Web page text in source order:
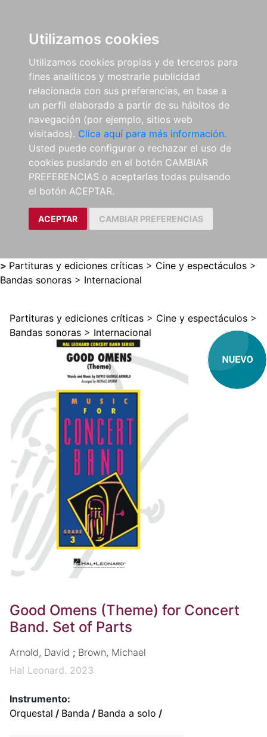
Utilizamos cookies
Utilizamos cookies propias y de terceros para
fines analíticos y mostrarle publicidad
relacionada con sus preferencias, en base a
un perfil elaborado a partir de su hábitos de
navegación (por ejemplo, sitios web
visitados). Clica aquí para más información.
Usted puede configurar o rechazar el uso de
cookies puslando en el botón CAMBIAR
PREFERENCIAS o aceptarlas todas pulsando
el botón ACEPTAR.
ACEPTAR CAMBIAR PREFERENCIAS
> Partituras y ediciones críticas > Cine y espectáculos >
Bandas sonoras > Internacional
Partituras y ediciones críticas > Cine y espectáculos >
Bandas sonoras > Internacional
Good Omens (Theme) for Concert
Band. Set of Parts
Arnold, David ; Brown, Michael
Hal Leonard. 2023
Instrumento:
Orquestal / Banda / Banda a solo /